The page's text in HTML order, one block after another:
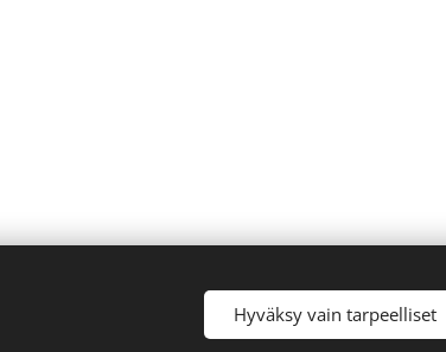
pidätetään.
Hyväksy vain tarpeelliset